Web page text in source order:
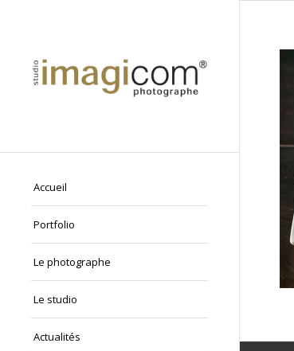
Accueil
Portfolio
Le photographe
Le studio
Actualités